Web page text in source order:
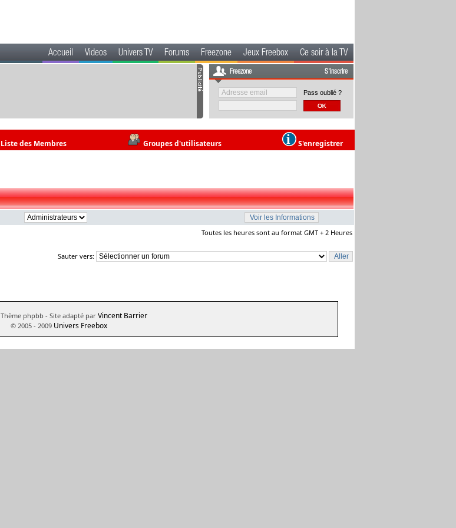
Accueil Videos Univers TV Forums Freezone Jeux Freebox Ce soir à la TV
Freezone S'inscrire
Pass oublié ?
Liste des Membres Groupes d'utilisateurs S'enregistrer
Toutes les heures sont au format GMT + 2 Heures
Sauter vers:
Thème phpbb - Site adapté par Vincent Barrier
© 2005 - 2009 Univers Freebox